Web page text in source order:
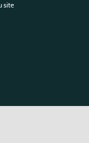
site